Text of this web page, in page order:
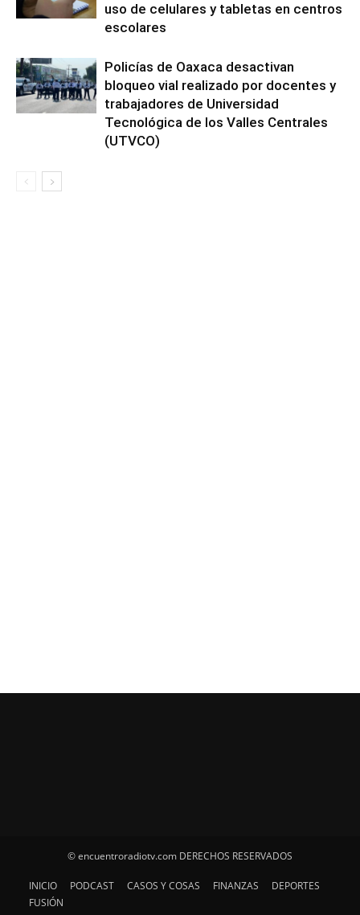
uso de celulares y tabletas en centros
escolares
Policías de Oaxaca desactivan
bloqueo vial realizado por docentes y
trabajadores de Universidad
Tecnológica de los Valles Centrales
(UTVCO)
© encuentroradiotv.com DERECHOS RESERVADOS
INICIO PODCAST CASOS Y COSAS FINANZAS
DEPORTES
FUSIÓN